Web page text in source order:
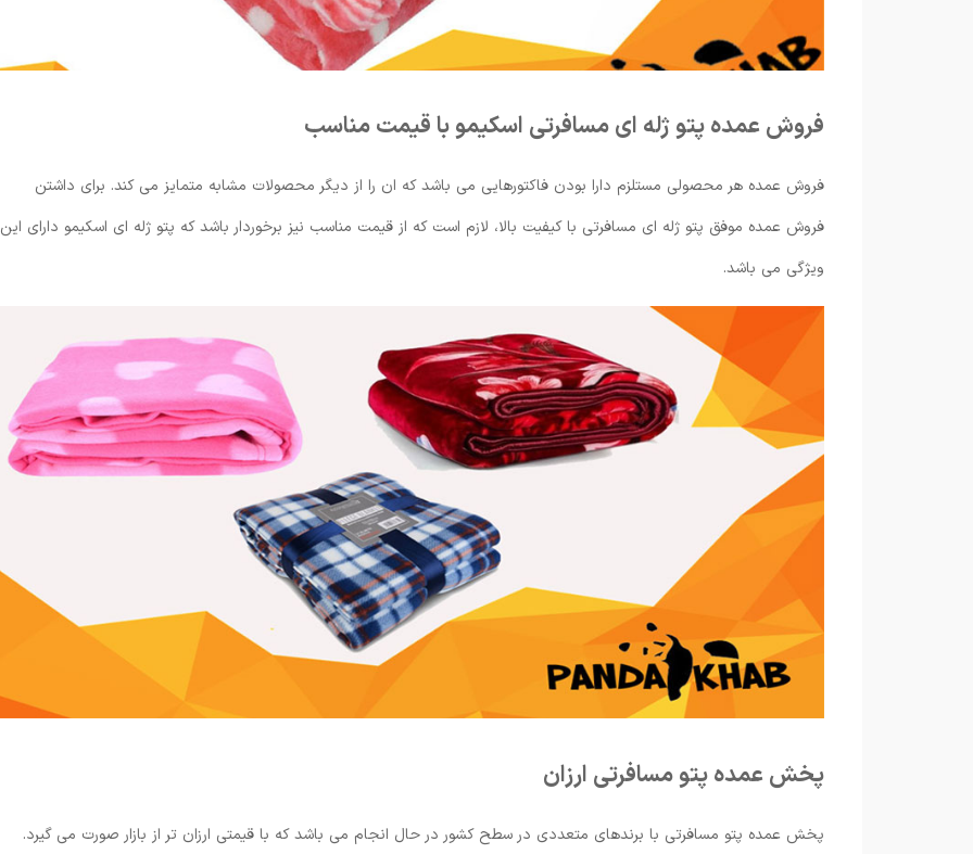
فروش عمده پتو ژله ای مسافرتی اسکیمو با قیمت مناسب
فروش عمده هر محصولی مستلزم دارا بودن فاکتورهایی می باشد که ان را از دیگر محصولات مشابه متمایز می کند. برای داشتن
فروش عمده موفق پتو ژله ای مسافرتی با کیفیت بالا، لازم است که از قیمت مناسب نیز برخوردار باشد که پتو ژله ای اسکیمو دارای این
ویژگی می باشد.
پخش عمده پتو مسافرتی ارزان
پخش عمده پتو مسافرتی با برندهای متعددی در سطح کشور در حال انجام می باشد که با قیمتی ارزان تر از بازار صورت می گیرد.